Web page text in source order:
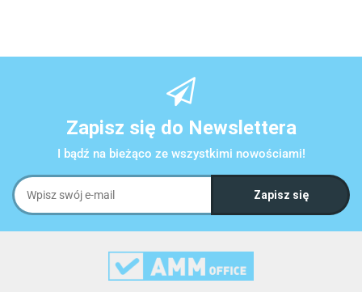
Zapisz się do Newslettera
I bądź na bieżąco ze wszystkimi nowościami!